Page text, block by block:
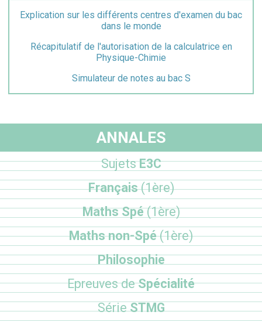
Explication sur les différents centres d'examen du bac
dans le monde
Récapitulatif de l'autorisation de la calculatrice en
Physique-Chimie
Simulateur de notes au bac S
ANNALES
SujetsE3C
Français(1ère)
Maths Spé(1ère)
Maths non-Spé(1ère)
Philosophie
Epreuves deSpécialité
SérieSTMG